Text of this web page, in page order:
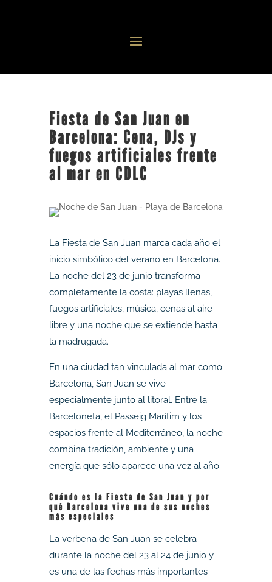
Fiesta de San Juan en
Barcelona: Cena, DJs y
fuegos artificiales frente
al mar en CDLC
La Fiesta de San Juan marca cada año el
inicio simbólico del verano en Barcelona.
La noche del 23 de junio transforma
completamente la costa: playas llenas,
fuegos artificiales, música, cenas al aire
libre y una noche que se extiende hasta
la madrugada.
En una ciudad tan vinculada al mar como
Barcelona, San Juan se vive
especialmente junto al litoral. Entre la
Barceloneta, el Passeig Marítim y los
espacios frente al Mediterráneo, la noche
combina tradición, ambiente y una
energía que sólo aparece una vez al año.
Cuándo es la Fiesta de San Juan y por
qué Barcelona vive una de sus noches
más especiales
La verbena de San Juan se celebra
durante la noche del 23 al 24 de junio y
es una de las fechas más importantes